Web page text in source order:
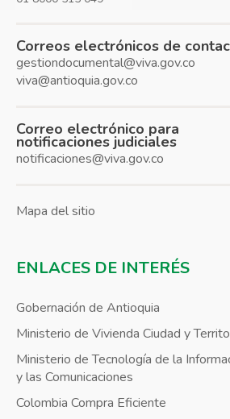
Correos electrónicos de
gestiondocumental@viva.gov.co
viva@antioquia.gov.co
Correo electrónico para
notificaciones judiciales
notificaciones@viva.gov.co
Mapa del sitio
ENLACES DE INTERÉS
Gobernación de Antioquia
Ministerio de Vivienda Ciudad y
Ministerio de Tecnología de la
y las Comunicaciones
Colombia Compra Eficiente